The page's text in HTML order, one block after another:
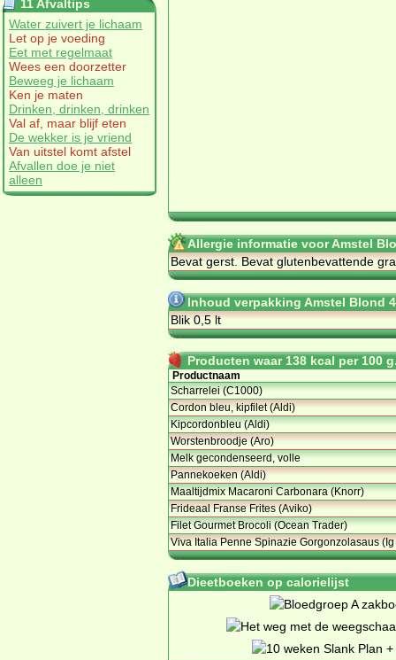
11 Afvaltips
Water zuivert je lichaam
Let op je voeding
Eet met regelmaat
Wees een doorzetter
Beweeg je lichaam
Ken je maten
Drinken, drinken, drinken
Val af, maar blijf eten
De wekker is je vriend
Van uitstel komt afstel
Afvallen doe je niet
alleen
Allergie informatie voor Amstel
Be­vat gerst. Be­vat glu­ten­be­vat­ten­de
Inhoud verpakking Amstel Blond
Blik 0,5 lt
Producten waar 138 kcal per 100
Productnaam
Scharrelei (C1000)
Cordon bleu, kipfilet (Aldi)
Kipcordonbleu (Aldi)
Worstenbroodje (Aro)
Melk gecondenseerd, volle
Pannekoeken (Aldi)
Maaltijdmix Macaroni Carbonara (Knorr)
Frideaal Franse Frites (Aviko)
Filet Gourmet Brocoli (Ocean Trader)
Viva Italia Penne Spinazie Gorgonzolasaus (Ig
Dieetboeken op calorielijst